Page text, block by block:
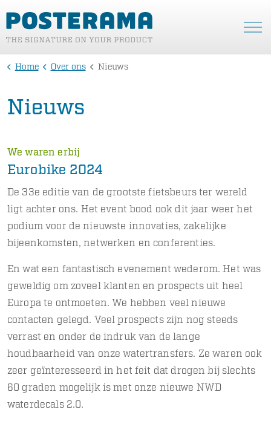
Home Over ons Nieuws
Nieuws
We waren erbij
Eurobike 2024
De 33e editie van de grootste fietsbeurs ter wereld
ligt achter ons. Het event bood ook dit jaar weer het
podium voor de nieuwste innovaties, zakelijke
bijeenkomsten, netwerken en conferenties.
En wat een fantastisch evenement wederom. Het was
geweldig om zoveel klanten en prospects uit heel
Europa te ontmoeten. We hebben veel nieuwe
contacten gelegd. Veel prospects zijn nog steeds
verrast en onder de indruk van de lange
houdbaarheid van onze watertransfers. Ze waren ook
zeer geïnteresseerd in het feit dat drogen bij slechts
60 graden mogelijk is met onze nieuwe NWD
waterdecals 2.0.